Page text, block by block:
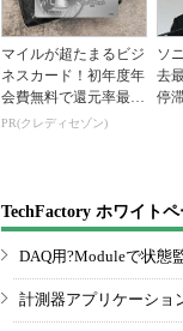
マイルが超たまるビジ
ネスカード！初年度年
会費無料で還元率最大
1.125%
PR(クレディセゾン)
ソ
去
停
TechFactory ホワイト
DAQ用?Moduleで状態
計測器アプリケーショ